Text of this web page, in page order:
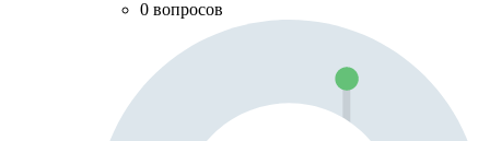
0 вопросов